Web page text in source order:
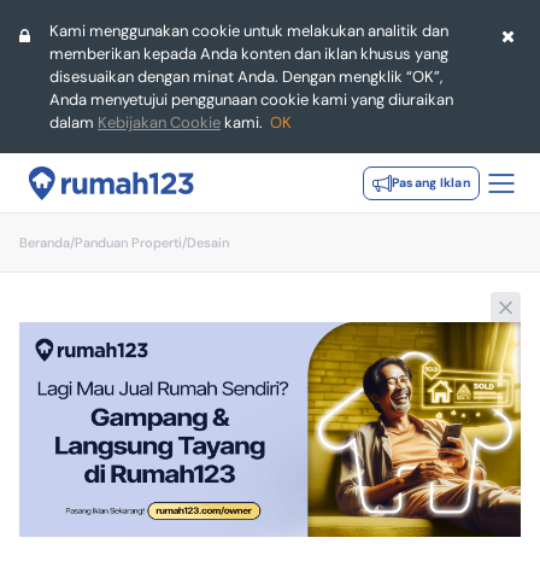
Kami menggunakan cookie untuk melakukan analitik dan
memberikan kepada Anda konten dan iklan khusus yang
disesuaikan dengan minat Anda. Dengan mengklik “OK”,
Anda menyetujui penggunaan cookie kami yang diuraikan
dalam Kebijakan Cookie kami. OK
Pasang Iklan
Beranda/Panduan Properti/Desain